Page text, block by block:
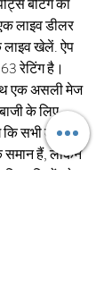
लाइव डीलर
खेलें. ऐप
रेटिंग है।
एक असली मेज
के लिए
सभी लाइव
समान हैं, लेकिन
को